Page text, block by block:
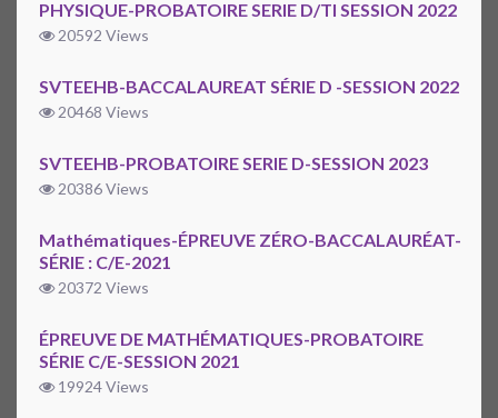
PHYSIQUE-PROBATOIRE SERIE D/TI SESSION 2022
20592 Views
SVTEEHB-BACCALAUREAT SÉRIE D -SESSION 2022
20468 Views
SVTEEHB-PROBATOIRE SERIE D-SESSION 2023
20386 Views
Mathématiques-ÉPREUVE ZÉRO-BACCALAURÉAT-
SÉRIE : C/E-2021
20372 Views
ÉPREUVE DE MATHÉMATIQUES-PROBATOIRE
SÉRIE C/E-SESSION 2021
19924 Views